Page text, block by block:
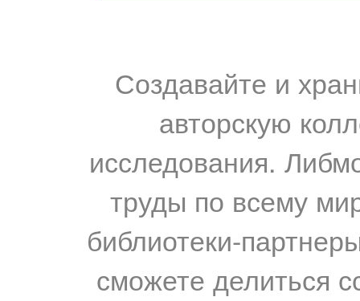
Создавайте и
авторскую
исследования.
труды по всему
библиотеки-
сможете делиться